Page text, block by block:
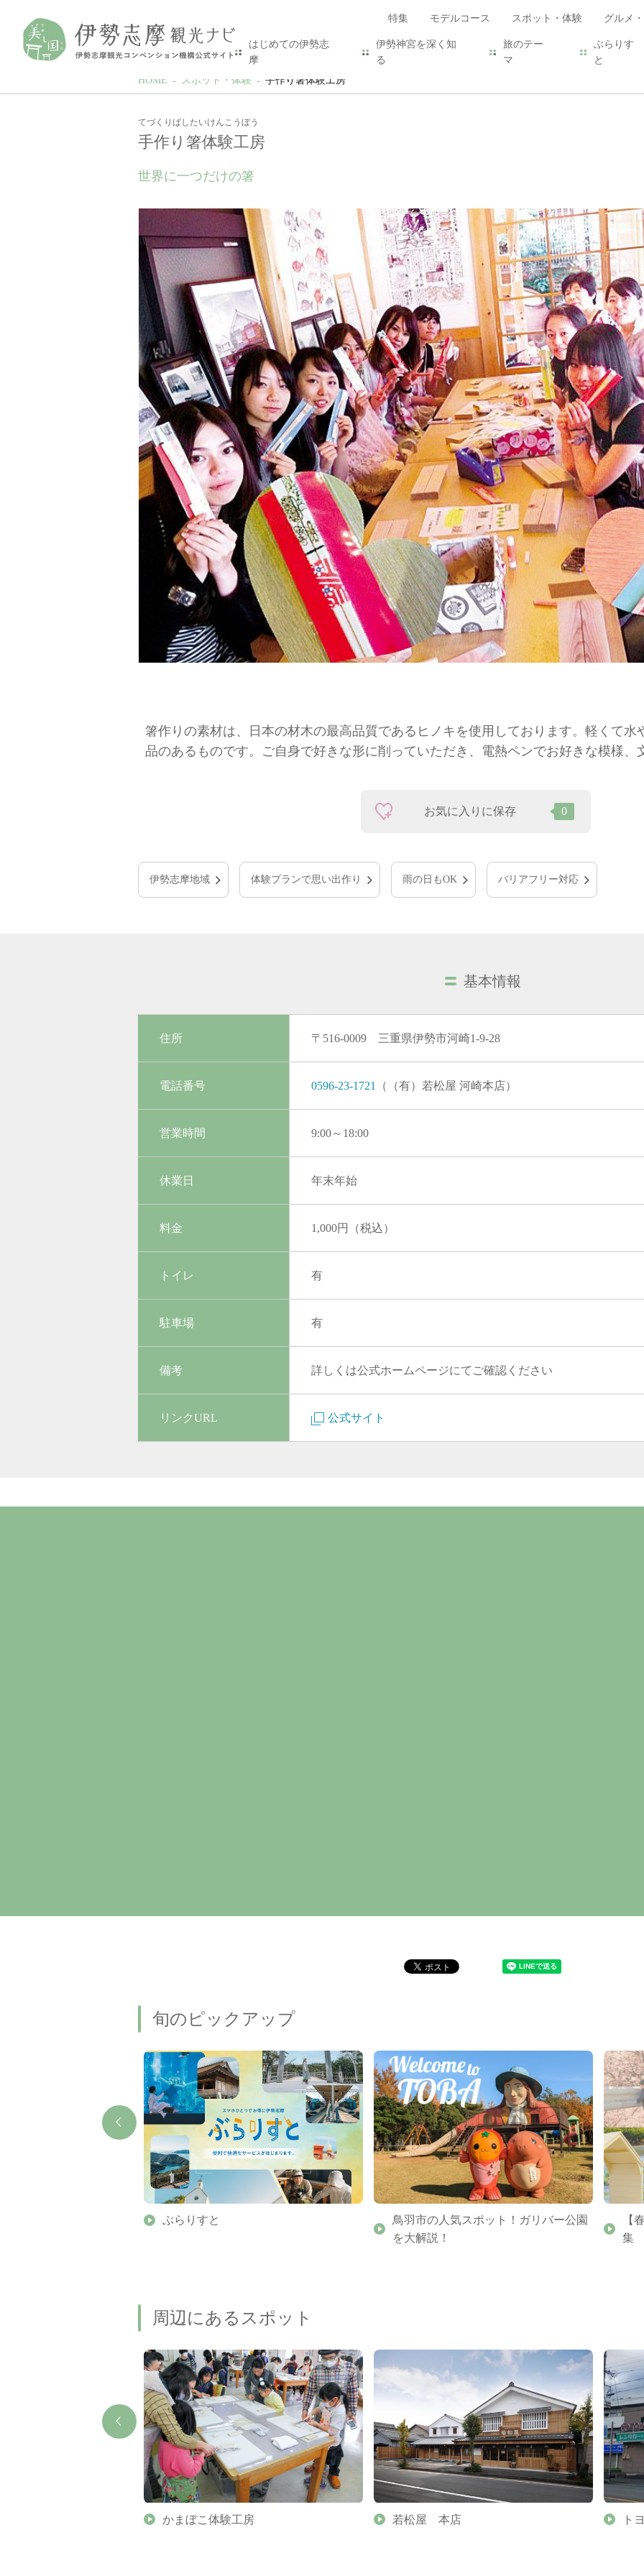
特集 モデルコース スポット・体験 グルメ
はじめての伊勢志
摩
伊勢神宮を深く知
る
旅のテー
マ
ぶらりす
と
HOME スポット・体験 手作り箸体験工房
てづくりばしたいけんこうぼう
手作り箸体験工房
世界に一つだけの箸
箸作りの素材は、日本の材木の最高品質であるヒノキを使用しております。軽くて水
品のあるものです。ご自身で好きな形に削っていただき、電熱ペンでお好きな模様、
お気に入りに保存 0
伊勢志摩地域 体験プランで思い出作り 雨の日もOK バリアフリー対応
基本情報
住所 〒516-0009 三重県伊勢市河崎1-9-28
電話番号 0596-23-1721 （（有）若松屋 河崎本店）
営業時間 9:00～18:00
休業日 年末年始
料金 1,000円（税込）
トイレ 有
駐車場 有
備考 詳しくは公式ホームページにてご確認ください
リンクURL 公式サイト
旬のピックアップ
ぶらりすと
鳥羽市の人気スポット！ガリバー公園
を大解説！
【
集
周辺にあるスポット
かまぼこ体験工房 若松屋 本店 ト